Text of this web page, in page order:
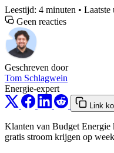
Leestijd: 4 minuten •
Geen reacties
Geschreven door
Tom Schlagwein
Energie-expert
Link
Klanten van Budget Energie
gratis stroom krijgen op